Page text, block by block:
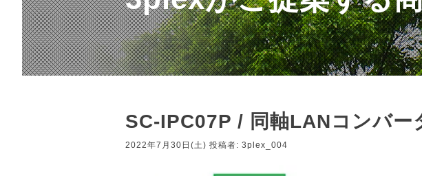
SC-IPC07P / 同軸LANコンバー
2022年7月30日(土) 投稿者: 3plex_004